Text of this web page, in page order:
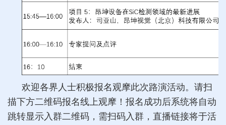
欢迎各界人士积极报名观摩此次路演活动。请扫
描下方二维码报名线上观摩！报名成功后系统将自动
跳转显示入群二维码，需扫码入群，直播链接将于活